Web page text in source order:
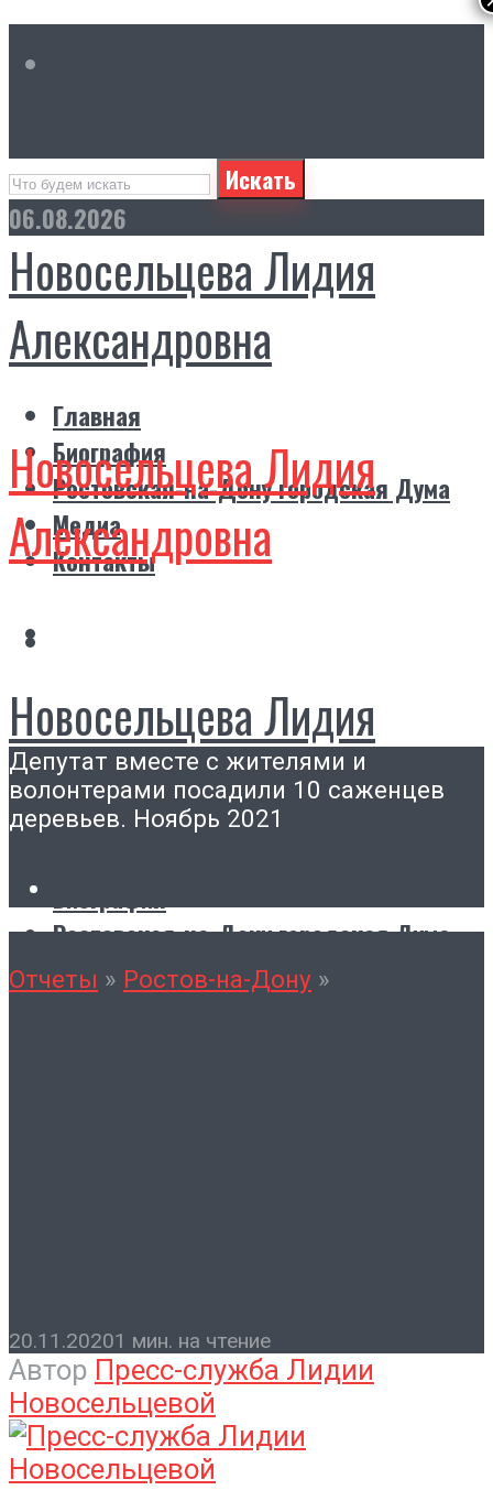
Искать
06.08.2026
Новосельцева Лидия
Александровна
Главная
Биография
Ростовская-на-Дону городская Дума
Медиа
Контакты
Новосельцева Лидия
Александровна
Новосельцева Лидия
Александровна
Ростовская-на-Дону городская Дума
Медиа
Депутат вместе с жителями и
волонтерами посадили 10 саженцев
деревьев. Ноябрь 2021
Отчеты » Ростов-на-Дону »
20.11.20201 мин. на чтение
Автор Пресс-служба Лидии
Новосельцевой